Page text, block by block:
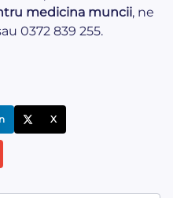
medicina muncii, ne
0372 839 255.
X